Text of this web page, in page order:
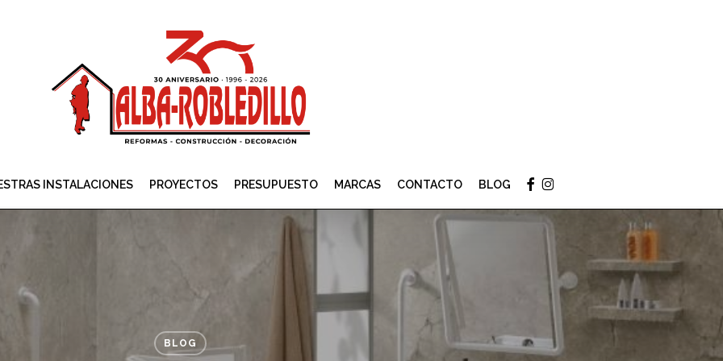
INSTALACIONES PROYECTOS PRESUPUESTO MARCAS CONTACTO BLOG facebook
instagram
BLOG